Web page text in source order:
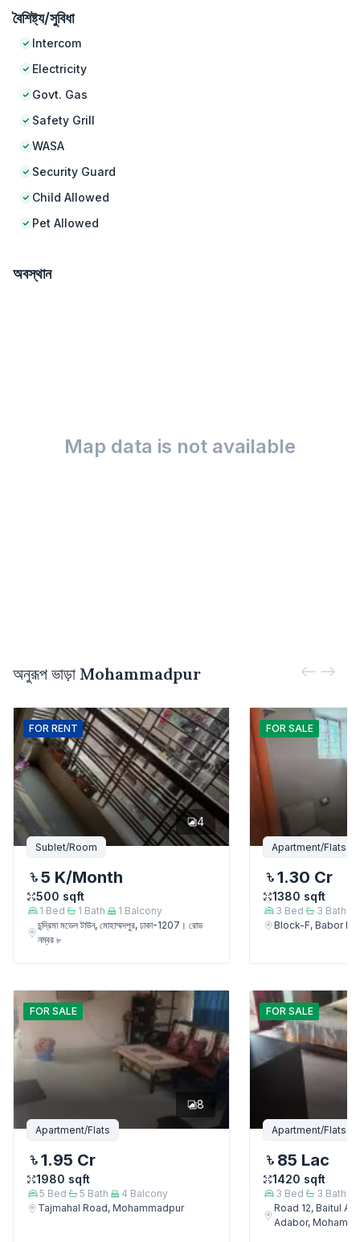
বৈশিষ্ট্য/সুবিধা
Intercom
Electricity
Govt. Gas
Safety Grill
WASA
Security Guard
Child Allowed
Pet Allowed
অবস্থান
Map data is not available
অনুরূপ ভাড়া Mohammadpur
FOR RENT
4
Sublet/Room
5 K/Month
500 sqft
1 Bed 1 Bath 1 Balcony
চন্দ্রিমা মডেল টাউন, মোহাম্মদপুর, ঢাকা-1207। রোড
নম্বর ৮
FOR SALE
Apartment/Flats
1.30 Cr
1380 sqft
3 Bed 3 Bath
Block-F, Babor
FOR SALE
8
Apartment/Flats
1.95 Cr
1980 sqft
5 Bed 5 Bath 4 Balcony
Tajmahal Road, Mohammadpur
FOR SALE
Apartment/Flats
85 Lac
1420 sqft
3 Bed 3 Bath
Road 12, Baitul
Adabor,